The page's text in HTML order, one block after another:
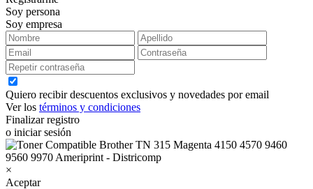
Soy persona
Soy empresa
Quiero recibir descuentos exclusivos y novedades por email
Ver los términos y condiciones
Finalizar registro
o iniciar sesión
×
Aceptar